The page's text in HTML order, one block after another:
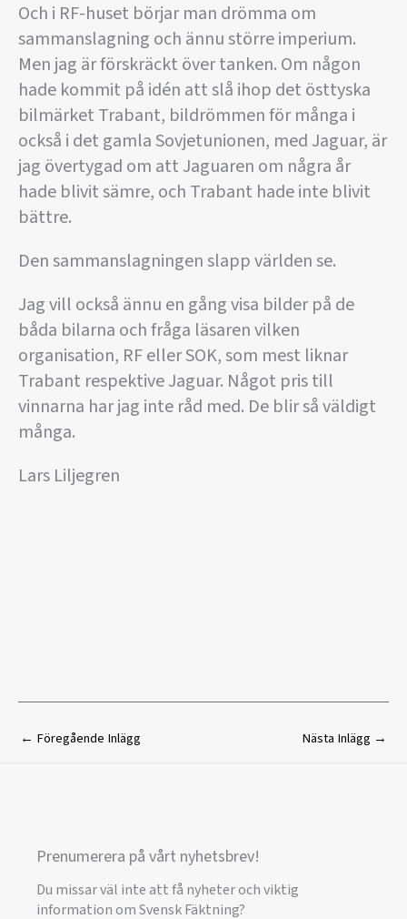
Och i RF-huset börjar man drömma om
sammanslagning och ännu större imperium.
Men jag är förskräckt över tanken. Om någon
hade kommit på idén att slå ihop det östtyska
bilmärket Trabant, bildrömmen för många i
också i det gamla Sovjetunionen, med Jaguar, är
jag övertygad om att Jaguaren om några år
hade blivit sämre, och Trabant hade inte blivit
bättre.
Den sammanslagningen slapp världen se.
Jag vill också ännu en gång visa bilder på de
båda bilarna och fråga läsaren vilken
organisation, RF eller SOK, som mest liknar
Trabant respektive Jaguar. Något pris till
vinnarna har jag inte råd med. De blir så väldigt
många.
Lars Liljegren
← Föregående Inlägg Nästa Inlägg →
Prenumerera på vårt nyhetsbrev!
Du missar väl inte att få nyheter och viktig
information om Svensk Fäktning?